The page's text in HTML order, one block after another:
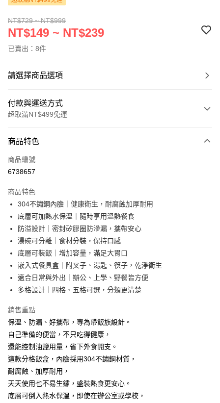
NT$729 ~ NT$999
NT$149 ~ NT$239
已賣出：8件
請選擇商品選項
付款與運送方式
超取滿NT$499免運
信用卡一次付款
超商取貨付款
Apple Pay
街口支付
悠遊付
AFTEE先享後付
相關說明
【關於「AFTEE先享後付」】
AFTEE先享後付是「在收到商品之後才付款」的支付方式。 讓您購物簡單
１．簡單：不需註冊會員、不需綁卡、不需儲值。
２．便利：只要手機號碼，簡訊認證，即可結帳。
３．安心：先確認商品／服務後，再付款。
１．於結帳方式選擇「AFTEE先享後付」後，將跳轉至「AFTEE先享後付」
結帳頁面，進行簡訊認證並確認金額後，即可完成結帳。
２．訂單成立數日內，您將收到繳費通知簡訊。
３．收到繳費通知簡訊後14天內，點擊此簡訊中的連結，可透過四大超商／
ATM／網路銀行／等多元方式進行付款，方視為交易完成。
※ 請注意：結帳手續完成當下不需立刻繳費，但若您需要取消訂單，請聯絡
ATM付款
運送方式
全家取貨付款
每筆NT$60，滿NT$499(含以上)免運費
7-11取貨付款
每筆NT$60，滿NT$499(含以上)免運費
7-11取貨(快速到店)
商品特色
商品編號
6738657
商品特色
304不鏽鋼內膽｜健康衛生，耐腐蝕加厚耐用
底層可加熱水保溫｜隨時享用溫熱餐食
防溢設計｜密封矽膠圈防滲漏，攜帶安心
湯碗可分離｜食材分裝，保持口感
底層可裝飯｜增加容量，滿足大胃口
嵌入式餐具盒｜附叉子、湯匙、筷子，乾淨衛生
適合日常與外出｜辦公、上學、野餐皆方便
多格設計｜四格、五格可選，分類更清楚
銷售重點
保溫、防漏、好攜帶，專為帶飯族設計。
自己準備的便當，不只吃得健康，
還能控制油鹽用量，省下外食開支。
這款分格飯盒，內膽採用304不鏽鋼材質，
耐腐蝕、加厚耐用，
天天使用也不易生鏽，盛裝熱食更安心。
底層可倒入熱水保溫，即使在辦公室或學校，